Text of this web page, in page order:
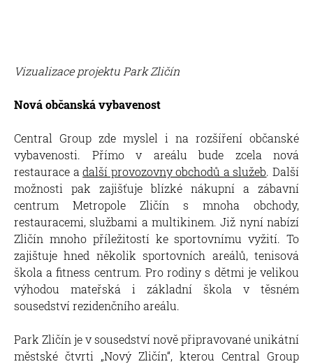
Vizualizace projektu Park Zličín
Nová občanská vybavenost
Central Group zde myslel i na rozšíření občanské
vybavenosti. Přímo v areálu bude zcela nová
restaurace adalší provozovny obchodů a služeb. Další
možnosti pak zajišťuje blízké nákupní a zábavní
centrum Metropole Zličín s mnoha obchody,
restauracemi, službami a multikinem. Již nyní nabízí
Zličín mnoho příležitostí ke sportovnímu vyžití. To
zajištuje hned několik sportovních areálů, tenisová
škola a fitness centrum. Pro rodiny s dětmi je velikou
výhodou mateřská i základní škola v těsném
sousedství rezidenčního areálu.
Park Zličín je v sousedství nově připravované unikátní
městské čtvrti „Nový Zličín“, kterou Central Group